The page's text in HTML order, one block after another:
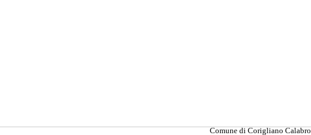
Comune di Corigliano Calabro